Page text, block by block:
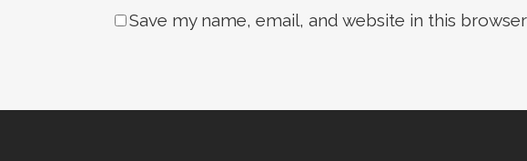
Save my name, email, and website in this